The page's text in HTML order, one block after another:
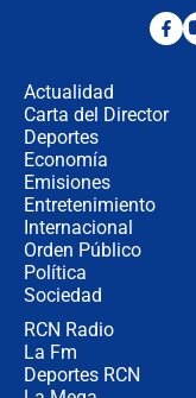
Actualidad
Carta del Director
Deportes
Economía
Emisiones
Entretenimiento
Internacional
Orden Público
Política
Sociedad
RCN Radio
La Fm
Deportes RCN